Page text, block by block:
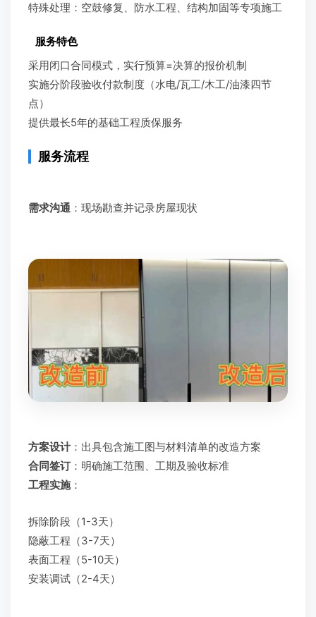
特殊处理：空鼓修复、防水工程、结构加固等专项施工
服务特色
采用闭口合同模式，实行预算=决算的报价机制
实施分阶段验收付款制度（水电/瓦工/木工/油漆四节
点）
提供最长5年的基础工程质保服务
服务流程
需求沟通 ：现场勘查并记录房屋现状
方案设计：出具包含施工图与材料清单的改造方案
合同签订：明确施工范围、工期及验收标准
工程实施：
拆除阶段（1-3天）
隐蔽工程（3-7天）
表面工程（5-10天）
安装调试（2-4天）